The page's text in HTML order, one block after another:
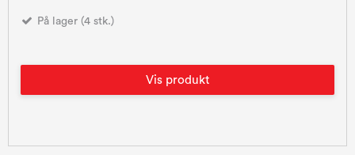
På lager (4 stk.)
Vis produkt